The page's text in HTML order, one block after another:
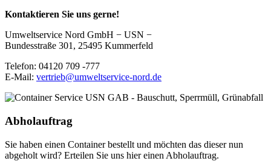
Kontaktieren Sie uns gerne!
Umweltservice Nord GmbH − USN −
Bundesstraße 301, 25495 Kummerfeld
Telefon: 04120 709 -777
E-Mail: vertrieb@umweltservice-nord.de
Abholauftrag
Sie haben einen Container bestellt und möchten das dieser nun
abgeholt wird? Erteilen Sie uns hier einen Abholauftrag.